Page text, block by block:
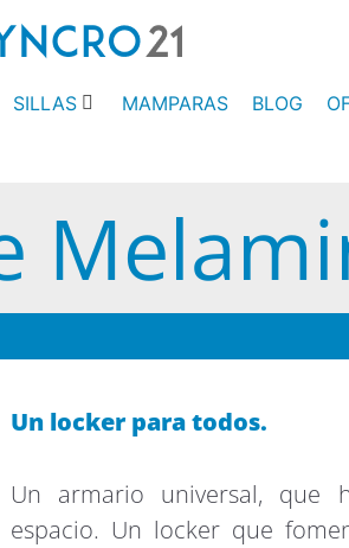
SILLAS MAMPARAS BLOG
Un locker para todos.
Un armario universal, que
espacio. Un locker que